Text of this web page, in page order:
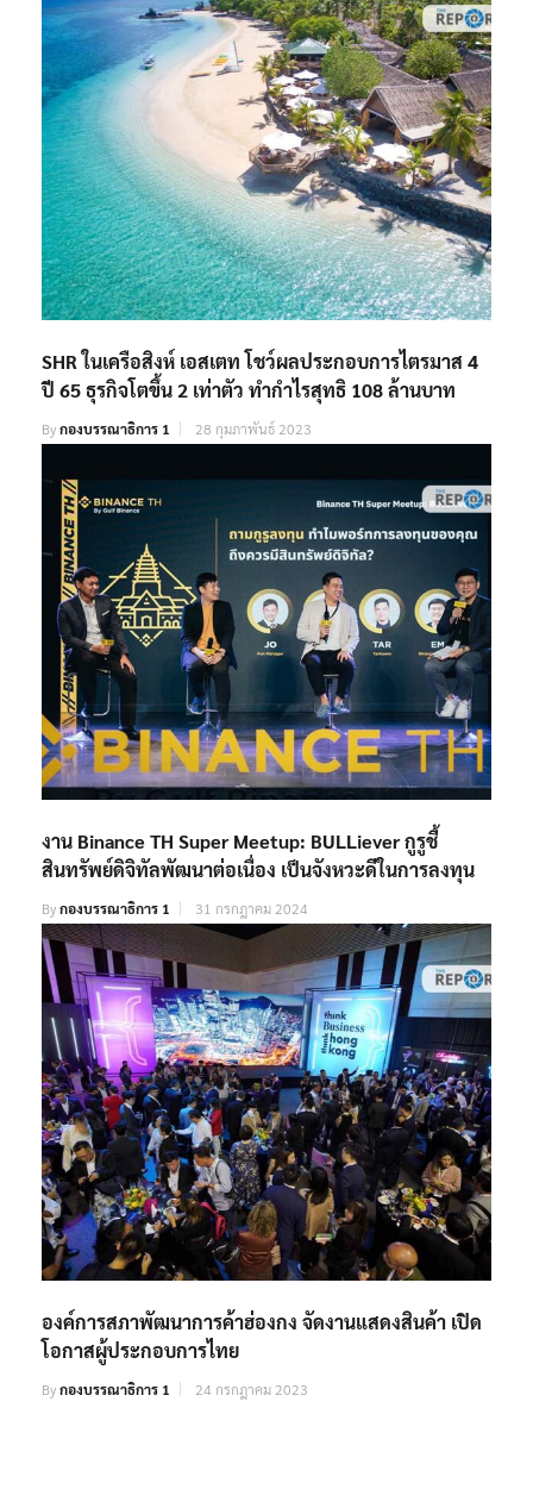
SHR ในเครือสิงห์ เอสเตท โชว์ผลประกอบการไตรมาส 4
ปี 65 ธุรกิจโตขึ้น 2 เท่าตัว ทำกำไรสุทธิ 108 ล้านบาท
Byกองบรรณาธิการ 1 28 กุมภาพันธ์ 2023
งาน Binance TH Super Meetup: BULLiever กูรูชี้
สินทรัพย์ดิจิทัลพัฒนาต่อเนื่อง เป็นจังหวะดีในการลงทุน
Byกองบรรณาธิการ 1 31 กรกฎาคม 2024
องค์การสภาพัฒนาการค้าฮ่องกง จัดงานแสดงสินค้า เปิด
โอกาสผู้ประกอบการไทย
Byกองบรรณาธิการ 1 24 กรกฎาคม 2023